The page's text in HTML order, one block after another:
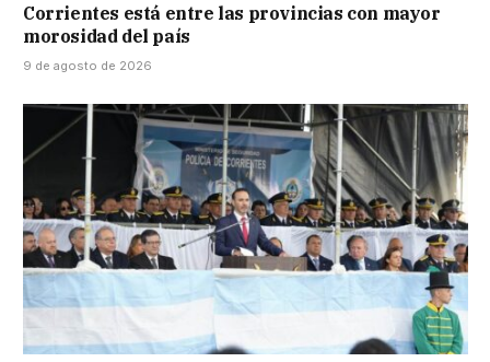
Corrientes está entre las provincias con mayor
morosidad del país
9 de agosto de 2026